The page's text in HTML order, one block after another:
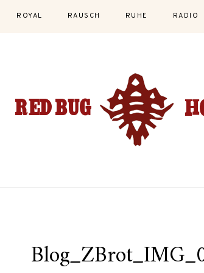
ROYAL RAUSCH RUHE RADIO